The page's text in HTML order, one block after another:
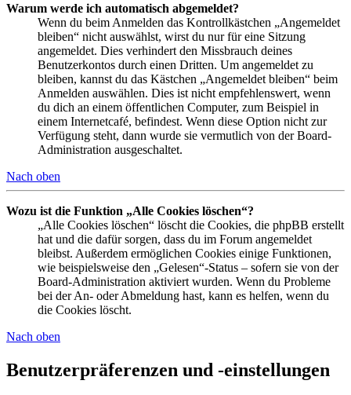
Warum werde ich automatisch abgemeldet?
Wenn du beim Anmelden das Kontrollkästchen „Angemeldet
bleiben“ nicht auswählst, wirst du nur für eine Sitzung
angemeldet. Dies verhindert den Missbrauch deines
Benutzerkontos durch einen Dritten. Um angemeldet zu
bleiben, kannst du das Kästchen „Angemeldet bleiben“ beim
Anmelden auswählen. Dies ist nicht empfehlenswert, wenn
du dich an einem öffentlichen Computer, zum Beispiel in
einem Internetcafé, befindest. Wenn diese Option nicht zur
Verfügung steht, dann wurde sie vermutlich von der Board-
Administration ausgeschaltet.
Nach oben
Wozu ist die Funktion „Alle Cookies löschen“?
„Alle Cookies löschen“ löscht die Cookies, die phpBB erstellt
hat und die dafür sorgen, dass du im Forum angemeldet
bleibst. Außerdem ermöglichen Cookies einige Funktionen,
wie beispielsweise den „Gelesen“-Status – sofern sie von der
Board-Administration aktiviert wurden. Wenn du Probleme
bei der An- oder Abmeldung hast, kann es helfen, wenn du
die Cookies löscht.
Nach oben
Benutzerpräferenzen und -einstellungen